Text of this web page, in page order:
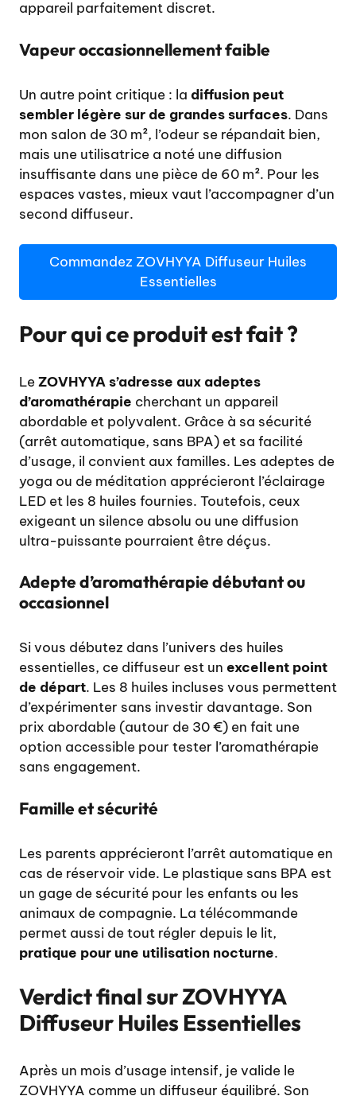
appareil parfaitement discret.
Vapeur occasionnellement faible
Un autre point critique : la diffusion peut
sembler légère sur de grandes surfaces. Dans
mon salon de 30 m², l’odeur se répandait bien,
mais une utilisatrice a noté une diffusion
insuffisante dans une pièce de 60 m². Pour les
espaces vastes, mieux vaut l’accompagner d’un
second diffuseur.
Commandez ZOVHYYA Diffuseur Huiles
Essentielles
Pour qui ce produit est fait ?
LeZOVHYYA s’adresse aux adeptes
d’aromathérapie cherchant un appareil
abordable et polyvalent. Grâce à sa sécurité
(arrêt automatique, sans BPA) et sa facilité
d’usage, il convient aux familles. Les adeptes de
yoga ou de méditation apprécieront l’éclairage
LED et les 8 huiles fournies. Toutefois, ceux
exigeant un silence absolu ou une diffusion
ultra-puissante pourraient être déçus.
Adepte d’aromathérapie débutant ou
occasionnel
Si vous débutez dans l’univers des huiles
essentielles, ce diffuseur est un excellent point
de départ. Les 8 huiles incluses vous permettent
d’expérimenter sans investir davantage. Son
prix abordable (autour de 30 €) en fait une
option accessible pour tester l’aromathérapie
sans engagement.
Famille et sécurité
Les parents apprécieront l’arrêt automatique en
cas de réservoir vide. Le plastique sans BPA est
un gage de sécurité pour les enfants ou les
animaux de compagnie. La télécommande
permet aussi de tout régler depuis le lit,
pratique pour une utilisation nocturne.
Verdict final sur ZOVHYYA
Diffuseur Huiles Essentielles
Après un mois d’usage intensif, je valide le
ZOVHYYA comme un diffuseur équilibré. Son